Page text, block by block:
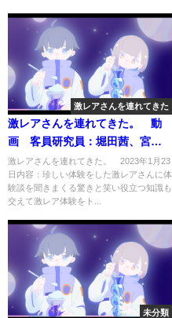
激レアさんを連れてきた
激レアさんを連れてきた。 動
画 客員研究員：堀田茜、宮沢
氷魚 1月23日
激レアさんを連れてきた。 2023年1月23
日内容：珍しい体験をした激レアさんに体
験談を聞きまくる驚きと笑い役立つ知識も
交えて激レア体験をト...
未分類